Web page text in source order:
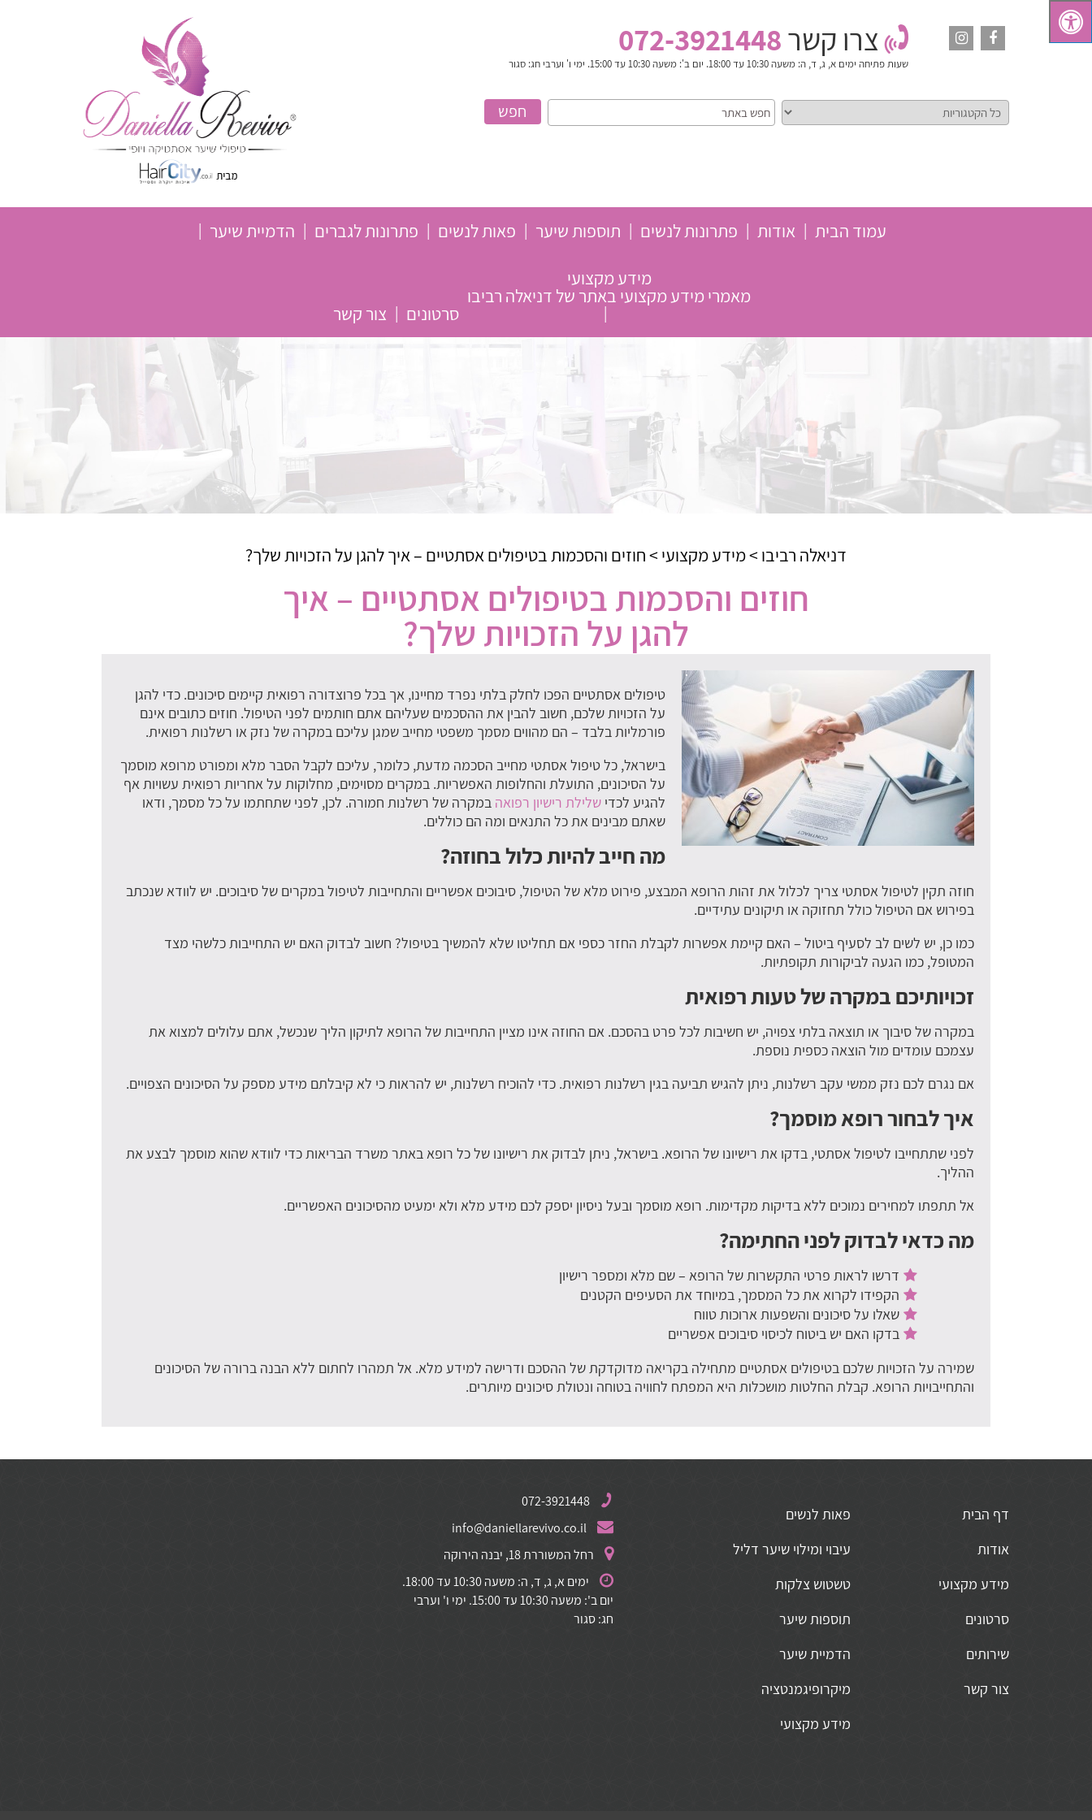
צרו קשר072-3921448
שעות פתיחה ימים א, ג, ד, ה: משעה 10:30 עד 18:00. יום ב': משעה 10:30 עד 15:00. ימי ו' וערבי חג: סגור
עמוד הבית אודות פתרונות לנשים תוספות שיער פאות לנשים פתרונות לגברים הדמיית שיער
מידע מקצועי
מאמרי מידע מקצועי באתר של דניאלה רביבו
סרטונים צור קשר
דניאלה רביבו >מידע מקצועי >חוזים והסכמות בטיפולים אסתטיים – איך להגן על הזכויות שלך?
חוזים והסכמות בטיפולים אסתטיים – איך
להגן על הזכויות שלך?
טיפולים אסתטיים הפכו לחלק בלתי נפרד מחיינו, אך בכל פרוצדורה רפואית קיימים סיכונים. כדי להגן
על הזכויות שלכם, חשוב להבין את ההסכמים שעליהם אתם חותמים לפני הטיפול. חוזים כתובים אינם
פורמליות בלבד – הם מהווים מסמך משפטי מחייב שמגן עליכם במקרה של נזק או רשלנות רפואית.
בישראל, כל טיפול אסתטי מחייב הסכמה מדעת, כלומר, עליכם לקבל הסבר מלא ומפורט מרופא מוסמך
על הסיכונים, התועלת והחלופות האפשריות. במקרים מסוימים, מחלוקות על אחריות רפואית עשויות אף
להגיע לכדי שלילת רישיון רפואה במקרה של רשלנות חמורה. לכן, לפני שתחתמו על כל מסמך, ודאו
שאתם מבינים את כל התנאים ומה הם כוללים.
מה חייב להיות כלול בחוזה?
חוזה תקין לטיפול אסתטי צריך לכלול את זהות הרופא המבצע, פירוט מלא של הטיפול, סיבוכים אפשריים והתחייבות לטיפול במקרים של סיבוכים. יש לוודא שנכתב
בפירוש אם הטיפול כולל תחזוקה או תיקונים עתידיים.
כמו כן, יש לשים לב לסעיף ביטול – האם קיימת אפשרות לקבלת החזר כספי אם תחליטו שלא להמשיך בטיפול? חשוב לבדוק האם יש התחייבות כלשהי מצד
המטופל, כמו הגעה לביקורות תקופתיות.
זכויותיכם במקרה של טעות רפואית
במקרה של סיבוך או תוצאה בלתי צפויה, יש חשיבות לכל פרט בהסכם. אם החוזה אינו מציין התחייבות של הרופא לתיקון הליך שנכשל, אתם עלולים למצוא את
עצמכם עומדים מול הוצאה כספית נוספת.
אם נגרם לכם נזק ממשי עקב רשלנות, ניתן להגיש תביעה בגין רשלנות רפואית. כדי להוכיח רשלנות, יש להראות כי לא קיבלתם מידע מספק על הסיכונים הצפויים.
איך לבחור רופא מוסמך?
לפני שתתחייבו לטיפול אסתטי, בדקו את רישיונו של הרופא. בישראל, ניתן לבדוק את רישיונו של כל רופא באתר משרד הבריאות כדי לוודא שהוא מוסמך לבצע את
ההליך.
אל תתפתו למחירים נמוכים ללא בדיקות מקדימות. רופא מוסמך ובעל ניסיון יספק לכם מידע מלא ולא ימעיט מהסיכונים האפשריים.
מה כדאי לבדוק לפני החתימה?
דרשו לראות פרטי התקשרות של הרופא – שם מלא ומספר רישיון
הקפידו לקרוא את כל המסמך, במיוחד את הסעיפים הקטנים
שאלו על סיכונים והשפעות ארוכות טווח
בדקו האם יש ביטוח לכיסוי סיבוכים אפשריים
שמירה על הזכויות שלכם בטיפולים אסתטיים מתחילה בקריאה מדוקדקת של ההסכם ודרישה למידע מלא. אל תמהרו לחתום ללא הבנה ברורה של הסיכונים
והתחייבויות הרופא. קבלת החלטות מושכלות היא המפתח לחוויה בטוחה ונטולת סיכונים מיותרים.
דף הבית
אודות
מידע מקצועי
סרטונים
שירותים
צור קשר
פאות לנשים
עיבוי ומילוי שיער דליל
טשטוש צלקות
תוספות שיער
הדמיית שיער
מיקרופיגמנטציה
מידע מקצועי
072-3921448
info@daniellarevivo.co.il
רחל המשוררת 18, יבנה הירוקה
ימים א, ג, ד, ה: משעה 10:30 עד 18:00.
יום ב': משעה 10:30 עד 15:00. ימי ו' וערבי
חג: סגור